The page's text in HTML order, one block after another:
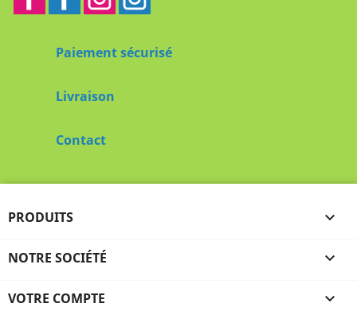
Paiement sécurisé
Livraison
Contact
PRODUITS 
NOTRE SOCIÉTÉ 
VOTRE COMPTE 